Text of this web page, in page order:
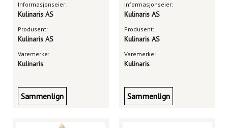
Informasjonseier:
Kulinaris AS
Produsent:
Kulinaris AS
Varemerke:
Kulinaris
Sammenlign
Informasjonseier:
Kulinaris AS
Produsent:
Kulinaris AS
Varemerke:
Kulinaris
Sammenlign